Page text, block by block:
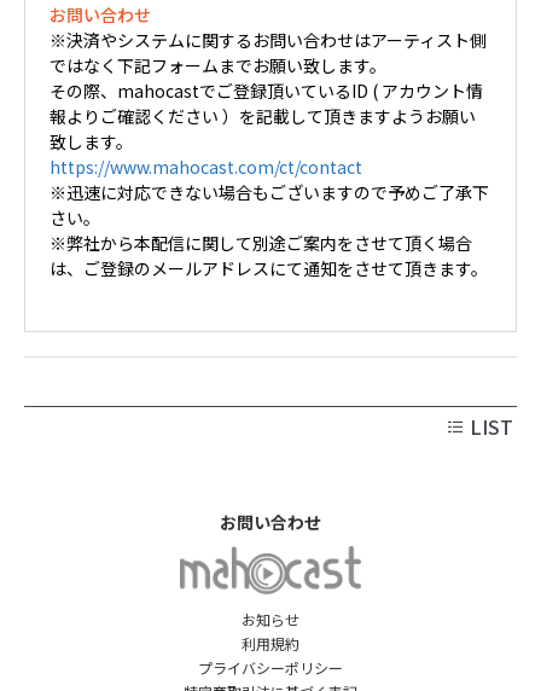
お問い合わせ
※決済やシステムに関するお問い合わせはアーティスト側
ではなく下記フォームまでお願い致します。
その際、mahocastでご登録頂いているID ( アカウント情
報よりご確認ください ）を記載して頂きますようお願い
致します。
https://www.mahocast.com/ct/contact
※迅速に対応できない場合もございますので予めご了承下
さい。
※弊社から本配信に関して別途ご案内をさせて頂く場合
は、ご登録のメールアドレスにて通知をさせて頂きます。
LIST
お知らせ
利用規約
プライバシーポリシー
お問い合わせ